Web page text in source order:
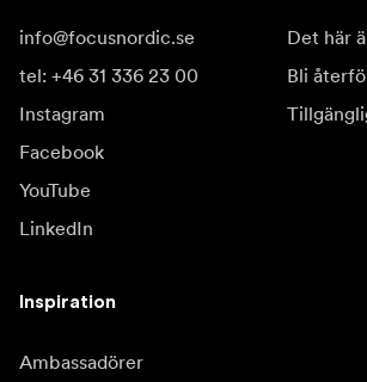
info@focusnordic.se
tel: +46 31 336 23 00
Instagram
Facebook
YouTube
LinkedIn
Det här
Bli
Inspiration
Ambassadörer